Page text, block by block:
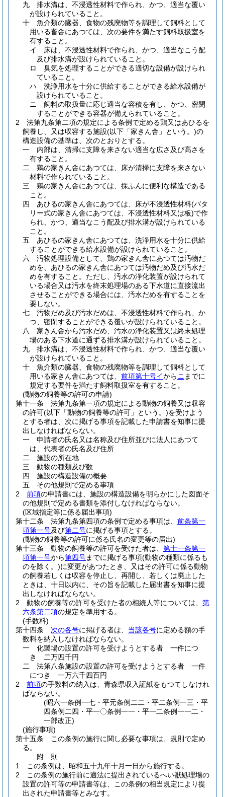
九
排水溝は、不浸透性材料で作られ、かつ、適当な覆い
が設けられていること。
十
魚介類の臓器、食物の残廃物等を調理して飼料として
用いる畜舎にあつては、次の要件を満たす飼料取扱室を
有すること。
イ
床は、不浸透性材料で作られ、かつ、適当なこう配
及び排水溝が設けられていること。
ロ
臭気を処理することができる適切な設備が設けられ
ていること。
ハ
洗浄用水を十分に供給することができる給水設備が
設けられていること。
ニ
飼料の取扱量に応じ適当な容積を有し、かつ、密閉
することができる容器が備えられていること。
2
法第九条第二項の規定による条例で定める鶏又はあひるを
飼養し、又は収容する施設(以下「家きん舎」という。)の
構造設備の基準は、次のとおりとする。
一
内部は、清掃に支障を来さない適当な広さ及び高さを
有すること。
二
鶏の家きん舎にあつては、床が清掃に支障を来さない
材料で作られていること。
三
鶏の家きん舎にあつては、採ふんに便利な構造である
こと。
四
あひるの家きん舎にあつては、床が不浸透性材料(バタ
リー式の家きん舎にあつては、不浸透性材料又は板)で作
られ、かつ、適当なこう配及び排水溝が設けられている
こと。
五
あひるの家きん舎にあつては、洗浄用水を十分に供給
することができる給水設備が設けられていること。
六
汚物処理設備として、鶏の家きん舎にあつては汚物だ
めを、あひるの家きん舎にあつては汚物だめ及び汚水だ
めを有すること。 ただし、汚水の浄化装置が設けられて
いる場合又は汚水を終末処理場のある下水道に直接流出
させることができる場合には、汚水だめを有することを
要しない。
七
汚物だめ及び汚水だめは、不浸透性材料で作られ、か
つ、密閉することができる覆いが設けられていること。
八
家きん舎から汚水だめ、汚水の浄化装置又は終末処理
場のある下水道に通ずる排水溝が設けられていること。
九
排水溝は、不浸透性材料で作られ、かつ、適当な覆い
が設けられていること。
十
魚介類の臓器、食物の残廃物等を調理して飼料として
用いる家きん舎にあつては、 前項第十号イからニ までに
規定する要件を満たす飼料取扱室を有すること。
(動物の飼養等の許可の申請)
第十一条
法第九条第一項の規定による動物の飼養又は収容
の許可(以下「動物の飼養等の許可」という。)を受けよう
とする者は、次に掲げる事項を記載した申請書を知事に提
出しなければならない。
一
申請者の氏名又は名称及び住所並びに法人にあつて
は、代表者の氏名及び住所
二
施設の所在地
三
動物の種類及び数
四
施設の構造設備の概要
五
その他規則で定める事項
2
前項の申請書には、施設の構造設備を明らかにした図面そ
の他規則で定める書類を添付しなければならない。
(区域指定等に係る届出事項)
第十二条
法第九条第四項の条例で定める事項は、 前条第一
項第一号及び第二号に掲げる事項とする。
(動物の飼養等の許可に係る氏名の変更等の届出)
第十三条
動物の飼養等の許可を受けた者は、 第十一条第一
項第一号から第四号までに掲げる事項(動物の種類に係るも
のを除く。)に変更があつたとき、又はその許可に係る動物
の飼養若しくは収容を停止し、再開し、若しくは廃止した
ときは、十日以内に、その旨を記載した届出書を知事に提
出しなければならない。
2
動物の飼養等の許可を受けた者の相続人等については、 第
六条第二項の規定を準用する。
(手数料)
第十四条
次の各号に掲げる者は、 当該各号に定める額の手
数料を納入しなければならない。
一
化製場の設置の許可を受けようとする者 一件につ
き 二万四千円
二
法第八条施設の設置の許可を受けようとする者 一件
につき 一万六千四百円
2
前項の手数料の納入は、青森県収入証紙をもつてしなけれ
ばならない。
(昭六一条例一七・平元条例二二・平二条例一三・平
四条例二四・平一〇条例一一・平一二条例一一二・
一部改正)
(施行事項)
第十五条
この条例の施行に関し必要な事項は、規則で定め
る。
附 則
1
この条例は、昭和五十九年十月一日から施行する。
2
この条例の施行前に適法に提出されているへい獣処理場の
設置の許可等の申請書等は、この条例の相当規定により提
出された申請書等とみなす。